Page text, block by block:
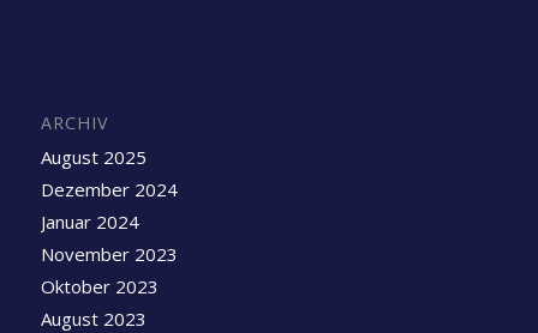
ARCHIV
August 2025
Dezember 2024
Januar 2024
November 2023
Oktober 2023
August 2023